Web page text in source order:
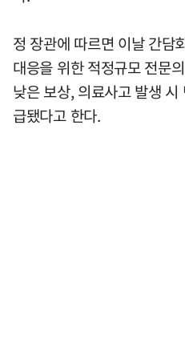
정 장관에 따르면 이날 간
대응을 위한 적정규모 전문
낮은 보상, 의료사고 발생
급됐다고 한다.